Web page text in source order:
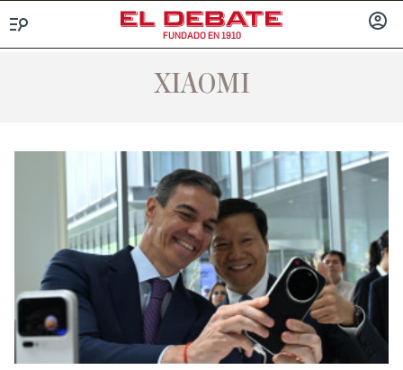
FUNDADO EN 1910
XIAOMI